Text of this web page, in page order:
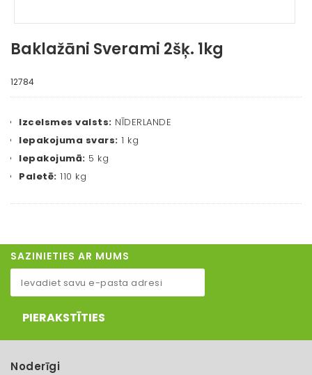
Baklažāni Sverami 2šķ. 1kg
12784
Izcelsmes valsts: NĪDERLANDE
Iepakojuma svars: 1 kg
Iepakojumā: 5 kg
Paletē: 110 kg
SAZINIETIES AR MUMS
PIERAKSTĪTIES
Noderīgi